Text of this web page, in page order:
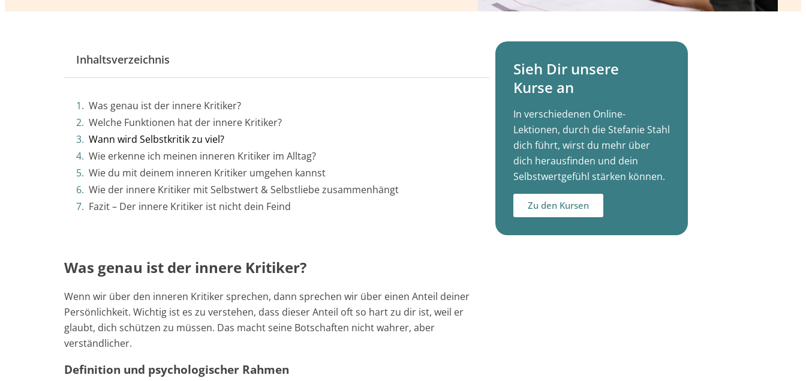
Inhaltsverzeichnis
Was genau ist der innere Kritiker?
Welche Funktionen hat der innere Kritiker?
Wann wird Selbstkritik zu viel?
Wie erkenne ich meinen inneren Kritiker im Alltag?
Wie du mit deinem inneren Kritiker umgehen kannst
Wie der innere Kritiker mit Selbstwert & Selbstliebe zusammenhängt
Fazit – Der innere Kritiker ist nicht dein Feind
Was genau ist der innere Kritiker?
Wenn wir über den inneren Kritiker sprechen, dann sprechen wir über einen Anteil deiner
Persönlichkeit. Wichtig ist es zu verstehen, dass dieser Anteil oft so hart zu dir ist, weil er
glaubt, dich schützen zu müssen. Das macht seine Botschaften nicht wahrer, aber
verständlicher.
Definition und psychologischer Rahmen
Sieh Dir unsere
Kurse an
In verschiedenen Online-
Lektionen, durch die Stefanie Stahl
dich führt, wirst du mehr über
dich herausfinden und dein
Selbstwertgefühl stärken können.
Zu den Kursen